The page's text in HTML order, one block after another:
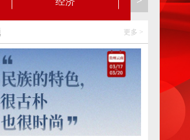
更多 >
本医院做脑肿瘤手术时错将其他部位切除
致患者无法自主呼吸，院方道歉
08-08 12:38:04